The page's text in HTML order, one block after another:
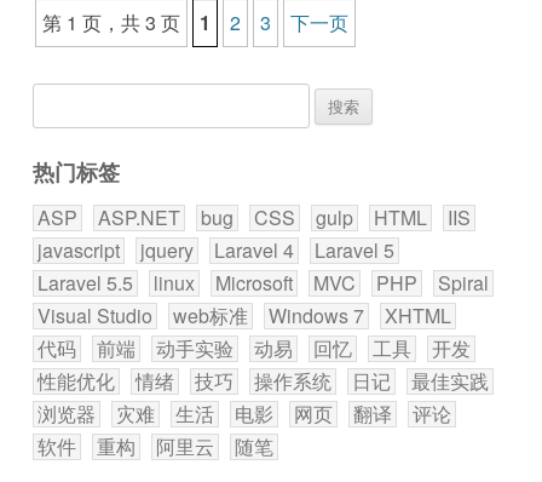
文章导航
第 1 页，共 3 页 1 2 3 下一页
索：
热门标签
ASP ASP.NET bug CSS gulp HTML
IIS
javascript
jquery Laravel 4
Laravel 5
Laravel 5.5
linux Microsoft MVC PHP
Spiral
Visual Studio
web标准 Windows 7
XHTML
代码
前端 动手实验 动易 回忆 工具
开发
性能优化
情绪 技巧 操作系统 日记
最佳实践
浏览器
灾难 生活 电影 网页 翻译
评论
软件
重构 阿里云 随笔